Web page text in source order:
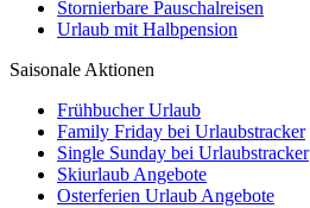
Stornierbare Pauschalreisen
Urlaub mit Halbpension
Saisonale Aktionen
Frühbucher Urlaub
Family Friday bei Urlaubstracker
Single Sunday bei Urlaubstracker
Skiurlaub Angebote
Osterferien Urlaub Angebote